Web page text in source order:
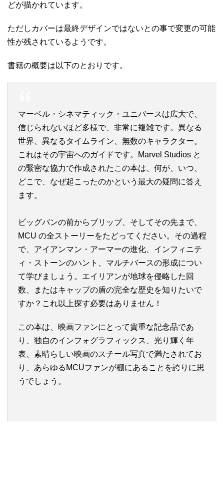
どが描かれています。
ただしカバーは最終デザインではないとの事で変更の可能
性が残されているようです。
書籍の概要は以下のとおりです。
マーベル・シネマティック・ユニバースは広大で、
信じられないほど多様で、非常に複雑です。異なる
世界、異なるタイムライン、無数のキャラクター。
これはその宇宙へのガイドです。Marvel Studios と
の緊密な協力で作成されたこの本は、何が、いつ、
どこで、なぜ起こったのかという最大の疑問に答え
ます。
ビッグバンの前からブリップ、そしてその先まで、
MCU の全ストーリーをたどってください。その過程
で、アイアンマン・アーマーの進化、インフィニテ
ィ・ストーンのハント、マルチバースの形成につい
て学びましょう。エイリアンが地球を侵略した回
数、またはキャップの盾の完全な歴史を知りたいで
すか？これ以上探す必要はありません！
この本は、映画ファンにとって貴重な記念品であ
り、独自のインフォグラフィックス、光り輝く年
表、素晴らしい映画のスチール写真で満たされてお
り、あらゆるMCUファンが棚にあることを誇りに思
うでしょう。